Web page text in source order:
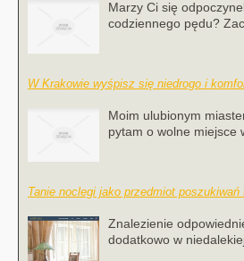
Marzy Ci się
codziennego pędu?
W Krakowie wyśpisz się niedrogo i
Moim ulubionym
pytam o wolne miejsce
Tanie noclegi jako przedmiot
Znalezienie
dodatkowo w